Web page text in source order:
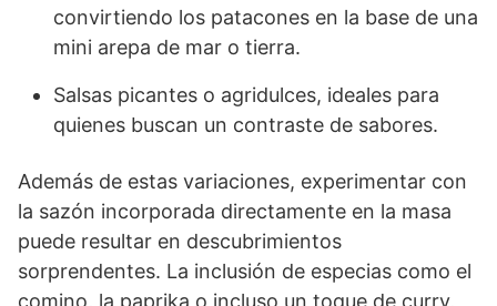
convirtiendo los patacones en la base de una
mini arepa de mar o tierra.
Salsas picantes o agridulces, ideales para
quienes buscan un contraste de sabores.
Además de estas variaciones, experimentar con
la sazón incorporada directamente en la masa
puede resultar en descubrimientos
sorprendentes. La inclusión de especias como el
comino, la paprika o incluso un toque de curry,